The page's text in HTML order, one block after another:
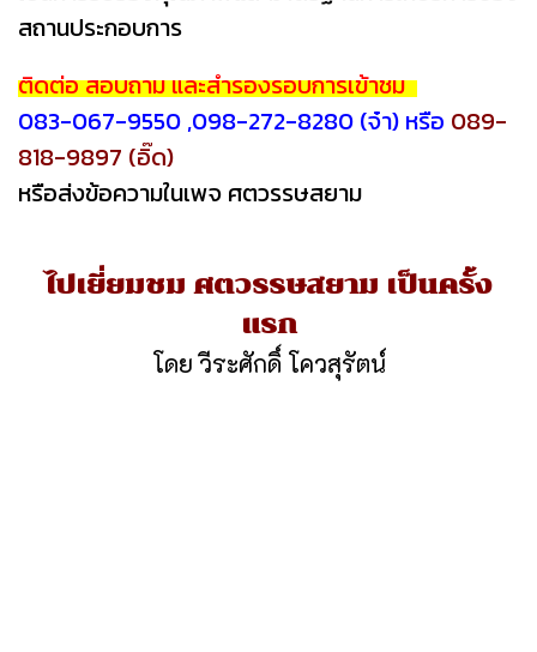
สถานประกอบการ
ติดต่อ สอบถาม และสำรองรอบการเข้าชม
083-067-9550 ,098-272-8280 (จ๋า) หรือ 089-
818-9897 (อิ๊ด)
หรือส่งข้อความในเพจ ศตวรรษสยาม
ไปเยี่ยมชม ศตวรรษสยาม เป็นครั้ง
แรก
โดย วีระศักดิ์ โควสุรัตน์